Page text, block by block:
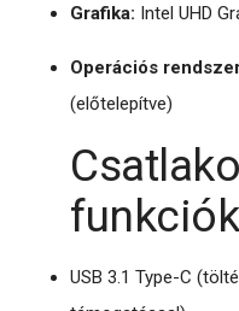
Grafika: Intel UHD
Operációs
(előtelepítve)
funkciók
USB 3.1 Type-C